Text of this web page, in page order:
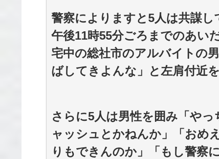
警察によりますと5人は共謀し
午後11時55分ごろまでのあい
宅中の総社市のアルバイトの
ばしてきよんな」と左肩付近
さらに5人は男性を囲み「や
ャッシュとかねんか」「おめ
りもできんのか」「もし警察